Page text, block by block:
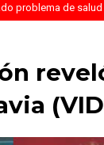
problema de